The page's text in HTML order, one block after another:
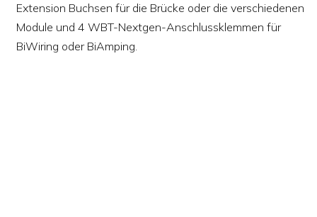
Extension Buchsen für die Brücke oder die verschiedenen
Module und 4 WBT-Nextgen-Anschlussklemmen für
BiWiring oder BiAmping.